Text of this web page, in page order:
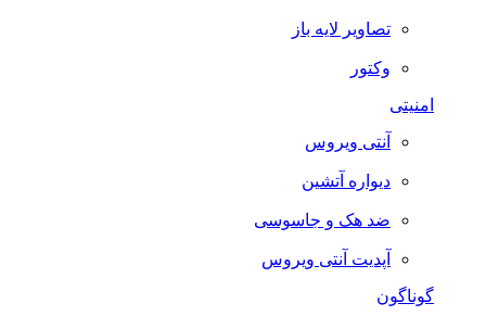
تصاویر لایه باز
وکتور
امنیتی
آنتی ویروس
دیواره آتشین
ضد هک و جاسوسی
آپدیت آنتی ویروس
گوناگون